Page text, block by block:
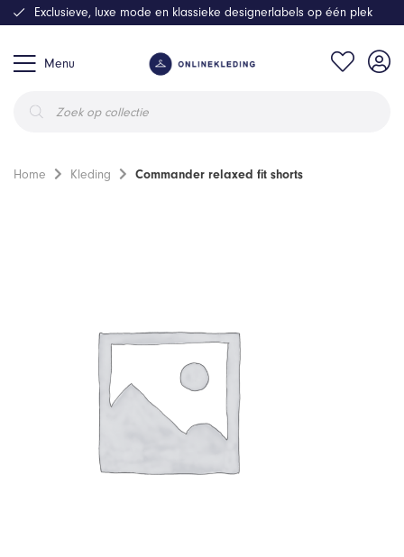
Menu
zoeken
Exclusieve, luxe mode en klassieke designerlabels op één plek
Home Kleding Commander relaxed fit shorts